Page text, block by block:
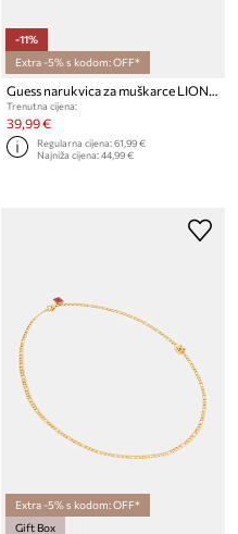
-11%
Extra -5% s kodom: OFF*
Guess narukvica za muškarce LION LEGACY
Trenutna cijena:
39,99 €
Regularna cijena:61,99 €
Najniža cijena:44,99 €
Extra -5% s kodom: OFF*
Gift Box